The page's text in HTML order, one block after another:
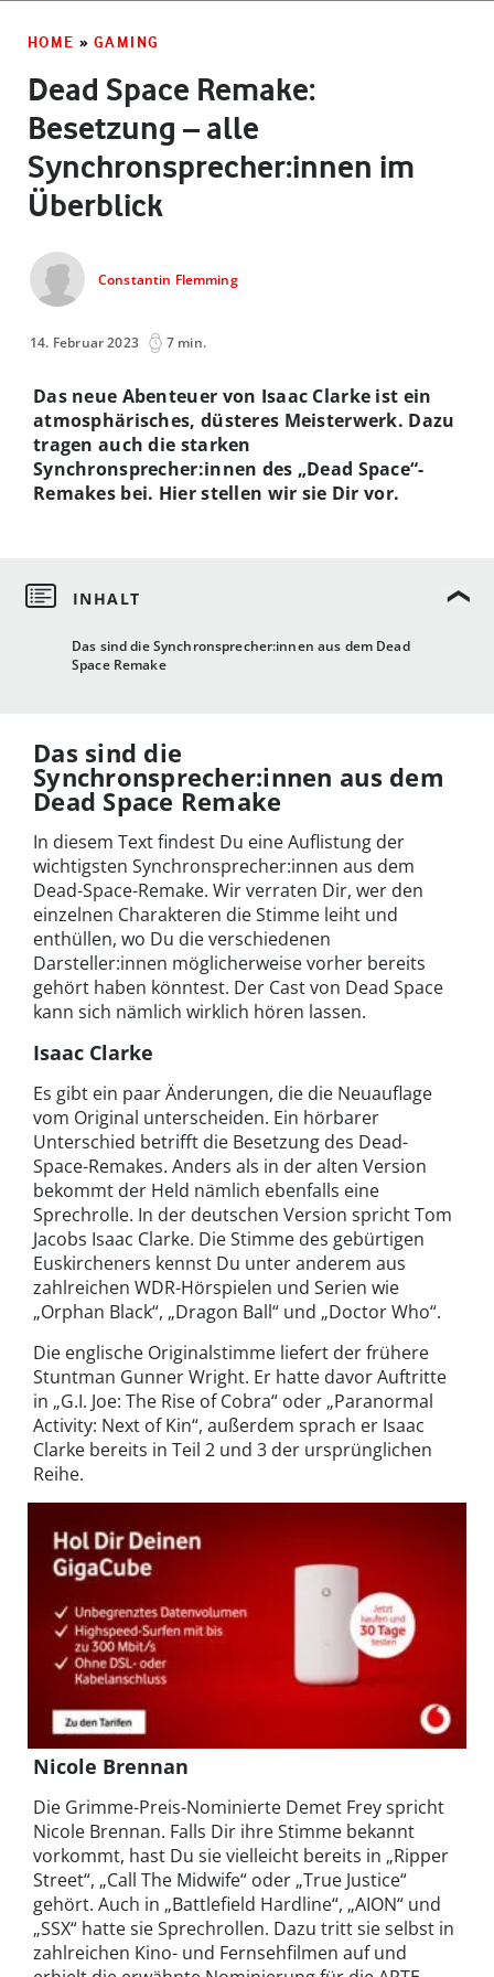
HOME » GAMING
Dead Space Remake:
Besetzung – alle
Synchronsprecher:innen im
Überblick
Constantin Flemming
14. Februar 2023 7 min.
Das sind die Synchronsprecher:innen aus dem Dead
Space Remake
Das neue Abenteuer von Isaac Clarke ist ein
atmosphärisches, düsteres Meisterwerk. Dazu
tragen auch die starken
Synchronsprecher:innen des „Dead Space“-
Remakes bei. Hier stellen wir sie Dir vor.
Das sind die
Synchronsprecher:innen aus dem
Dead Space Remake
In diesem Text findest Du eine Auflistung der
wichtigsten Synchronsprecher:innen aus dem
Dead-Space-Remake. Wir verraten Dir, wer den
einzelnen Charakteren die Stimme leiht und
enthüllen, wo Du die verschiedenen
Darsteller:innen möglicherweise vorher bereits
gehört haben könntest. Der Cast von Dead Space
kann sich nämlich wirklich hören lassen.
Isaac Clarke
Es gibt ein paar Änderungen, die die Neuauflage
vom Original unterscheiden. Ein hörbarer
Unterschied betrifft die Besetzung des Dead-
Space-Remakes. Anders als in der alten Version
bekommt der Held nämlich ebenfalls eine
Sprechrolle. In der deutschen Version spricht Tom
Jacobs Isaac Clarke. Die Stimme des gebürtigen
Euskircheners kennst Du unter anderem aus
zahlreichen WDR-Hörspielen und Serien wie
„Orphan Black“, „Dragon Ball“ und „Doctor Who“.
Die englische Originalstimme liefert der frühere
Stuntman Gunner Wright. Er hatte davor Auftritte
in „G.I. Joe: The Rise of Cobra“ oder „Paranormal
Activity: Next of Kin“, außerdem sprach er Isaac
Clarke bereits in Teil 2 und 3 der ursprünglichen
Reihe.
Nicole Brennan
Die Grimme-Preis-Nominierte Demet Frey spricht
Nicole Brennan. Falls Dir ihre Stimme bekannt
vorkommt, hast Du sie vielleicht bereits in „Ripper
Street“, „Call The Midwife“ oder „True Justice“
gehört. Auch in „Battlefield Hardline“, „AION“ und
„SSX“ hatte sie Sprechrollen. Dazu tritt sie selbst in
zahlreichen Kino- und Fernsehfilmen auf und